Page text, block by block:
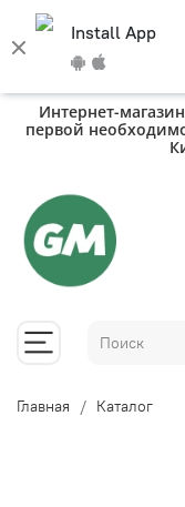
Install App
Интернет-
первой
Главная Каталог